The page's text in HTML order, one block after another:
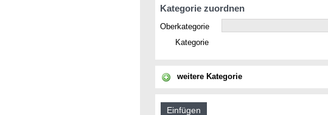
Kategorie zuordnen
Oberkategorie
Kategorie
weitere Kategorie